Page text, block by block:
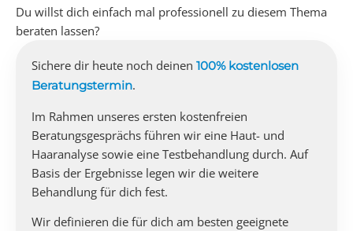
Du willst dich einfach mal professionell zu diesem Thema
beraten lassen?
Sichere dir heute noch deinen 100% kostenlosen
Beratungstermin.
Im Rahmen unseres ersten kostenfreien
Beratungsgesprächs führen wir eine Haut- und
Haaranalyse sowie eine Testbehandlung durch. Auf
Basis der Ergebnisse legen wir die weitere
Behandlung für dich fest.
Wir definieren die für dich am besten geeignete